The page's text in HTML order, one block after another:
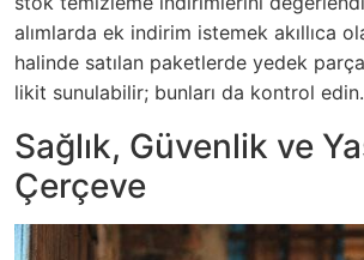
alımlarda ek indirim istemek akıllıca
halinde satılan paketlerde yedek
likit sunulabilir; bunları da kontrol edin.
Sağlık, Güvenlik ve
Çerçeve